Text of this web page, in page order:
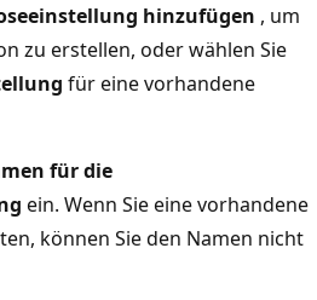
hinzufügen , um
zu erstellen, oder wählen Sie
für eine vorhandene
für die
ein. Wenn Sie eine vorhandene
können Sie den Namen nicht